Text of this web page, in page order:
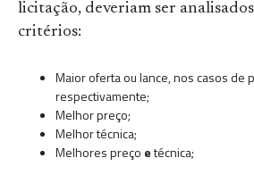
licitação, deveriam ser
critérios:
Maior oferta ou lance, nos casos de
respectivamente;
Melhor preço;
Melhor técnica;
Melhores preço etécnica;